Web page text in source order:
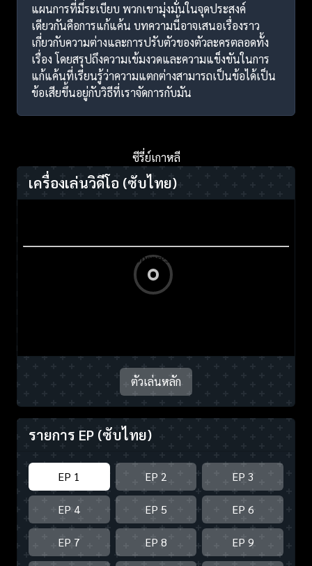
แผนการที่มีระเบียบ พวกเขามุ่งมั่นในจุดประสงค์
เดียวกันคือการแก้แค้น บทความนี้อาจเสนอเรื่องราว
เกี่ยวกับความต่างและการปรับตัวของตัวละครตลอดทั้ง
เรื่อง โดยสรุปถึงความเข้มงวดและความแข็งขันในการ
แก้แค้นที่เรียนรู้ว่าความแตกต่างสามารถเป็นข้อได้เป็น
ข้อเสียขึ้นอยู่กับวิธีที่เราจัดการกับมัน
ซีรี่ย์เกาหลี
เครื่องเล่นวิดีโอ (ซับไทย)
ตัวเล่นหลัก
รายการ EP (ซับไทย)
EP 1 EP 2 EP 3
EP 4 EP 5 EP 6
EP 7 EP 8 EP 9